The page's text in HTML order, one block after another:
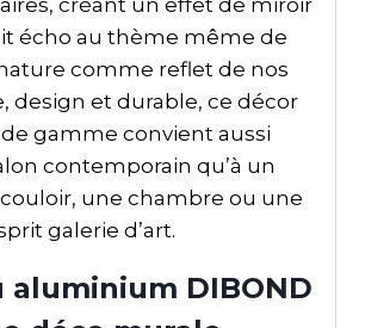
écho au thème même de
comme reflet de nos
design et durable, ce décor
gamme convient aussi
contemporain qu’à un
une chambre ou une
galerie d’art.
aluminium DIBOND